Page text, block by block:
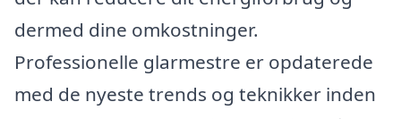
dermed dine omkostninger.
Professionelle glarmestre er opdaterede
med de nyeste trends og teknikker inden